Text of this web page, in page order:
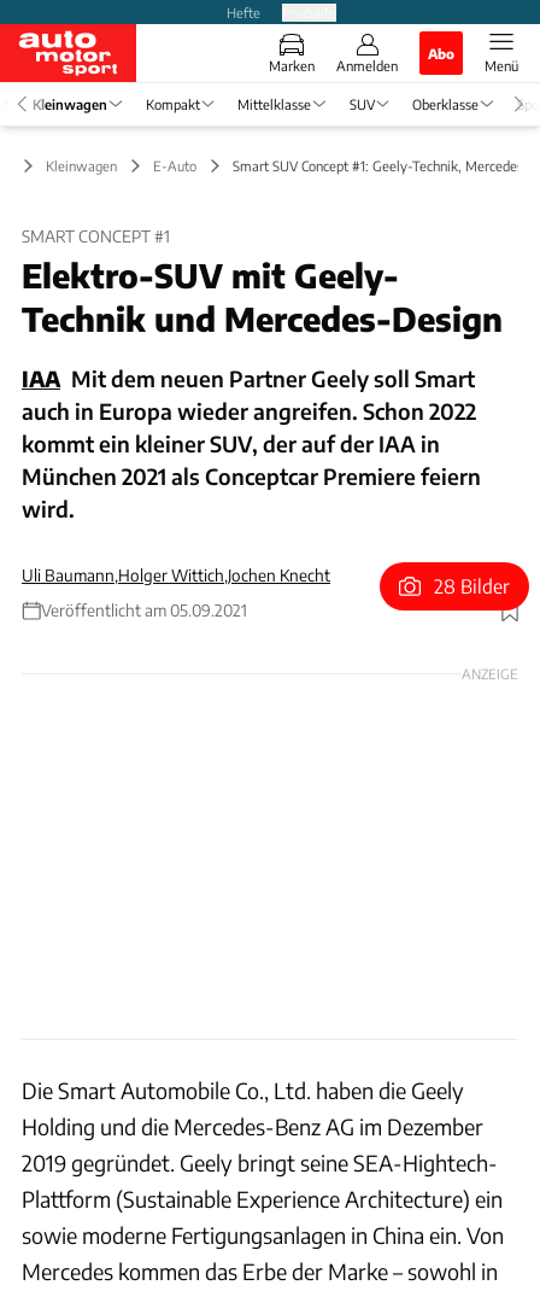
Hefte
Marken Anmelden
Abo
Menü
Kleinwagen Kompakt Mittelklasse SUV Oberklasse
Kleinwagen E-Auto Smart SUV Concept #1: Geely-Technik, Mercedes-
SMART CONCEPT #1
Elektro-SUV mit Geely-
Technik und Mercedes-Design
IAA Mit dem neuen Partner Geely soll Smart
auch in Europa wieder angreifen. Schon 2022
kommt ein kleiner SUV, der auf der IAA in
München 2021 als Conceptcar Premiere feiern
wird.
Uli Baumann,Holger Wittich,Jochen Knecht
Veröffentlicht am 05.09.2021
Foto: Stefan Baldauf
28 Bilder
ANZEIGE
Die Smart Automobile Co., Ltd. haben die Geely
Holding und die Mercedes-Benz AG im Dezember
2019 gegründet. Geely bringt seine SEA-Hightech-
Plattform (Sustainable Experience Architecture) ein
sowie moderne Fertigungsanlagen in China ein. Von
Mercedes kommen das Erbe der Marke – sowohl in